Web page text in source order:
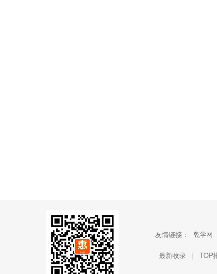
友情链接： 乾学网
最新收录 | TOP